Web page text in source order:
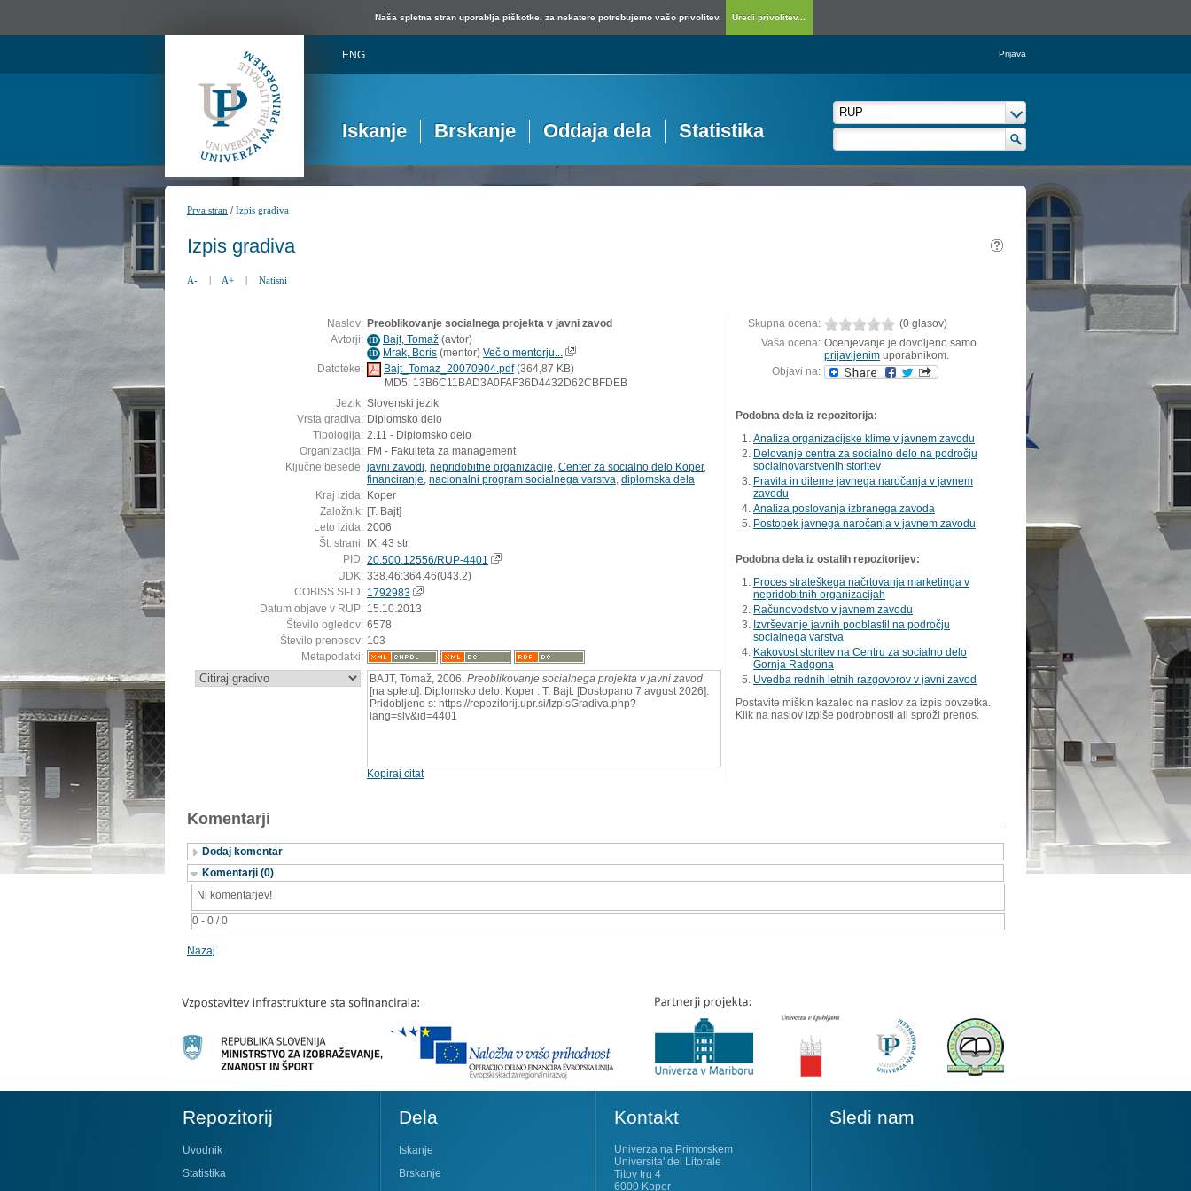
Naša spletna stran uporablja piškotke, za nekatere potrebujemo vašo privolitev. Uredi privolitev...
ENG Prijava
Iskanje Brskanje Oddaja dela Statistika
Prva stran /Izpis gradiva
Izpis gradiva
A- | A+ | Natisni
Naslov: Preoblikovanje socialnega projekta v javni zavod
Avtorji: ID Bajt, Tomaž (avtor)
ID Mrak, Boris (mentor) Več o mentorju...
Datoteke:
Bajt_Tomaz_20070904.pdf(364,87 KB)
MD5: 13B6C11BAD3A0FAF36D4432D62CBFDEB
Jezik: Slovenski jezik
Vrsta gradiva: Diplomsko delo
Tipologija: 2.11 - Diplomsko delo
Organizacija: FM - Fakulteta za management
Ključne besede: javni zavodi nepridobitne organizacije Center za socialno delo Koper,
financiranje nacionalni program socialnega varstva diplomska dela
Kraj izida: Koper
Založnik: [T. Bajt]
Leto izida: 2006
Št. strani: IX, 43 str.
PID: 20.500.12556/RUP-4401
UDK: 338.46:364.46(043.2)
COBISS.SI-ID: 1792983
Datum objave v RUP: 15.10.2013
Število ogledov: 6578
Število prenosov: 103
Metapodatki:
: BAJT, Tomaž, 2006, Preoblikovanje socialnega projekta v javni zavod
[na spletu]. Diplomsko delo. Koper : T. Bajt. [Dostopano 7 avgust 2026].
Pridobljeno s: https://repozitorij.upr.si/IzpisGradiva.php?
lang=slv&id=4401
Kopiraj citat
Skupna ocena:
(0 glasov)
Vaša ocena: Ocenjevanje je dovoljeno samo
prijavljenim uporabnikom.
Objavi na:
Podobna dela iz repozitorija:
Analiza organizacijske klime v javnem zavodu
Delovanje centra za socialno delo na področju
socialnovarstvenih storitev
Pravila in dileme javnega naročanja v javnem
zavodu
Analiza poslovanja izbranega zavoda
Postopek javnega naročanja v javnem zavodu
Podobna dela iz ostalih repozitorijev:
Proces strateškega načrtovanja marketinga v
nepridobitnih organizacijah
Računovodstvo v javnem zavodu
Izvrševanje javnih pooblastil na področju
socialnega varstva
Kakovost storitev na Centru za socialno delo
Gornja Radgona
Uvedba rednih letnih razgovorov v javni zavod
Postavite miškin kazalec na naslov za izpis povzetka.
Klik na naslov izpiše podrobnosti ali sproži prenos.
Komentarji
Dodaj komentar
Komentarji (0)
0 - 0 / 0
Ni komentarjev!
Nazaj
Repozitorij
Uvodnik
Statistika
Dela
Iskanje
Brskanje
Kontakt
Univerza na Primorskem
Universita' del Litorale
Titov trg 4
6000 Koper
Sledi nam